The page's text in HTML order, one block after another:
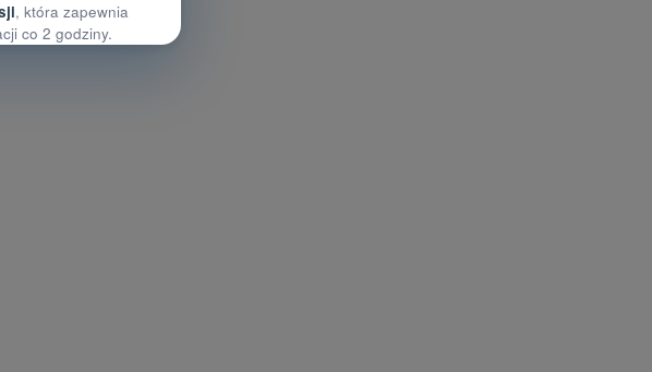
, która zapewnia
co 2 godziny.